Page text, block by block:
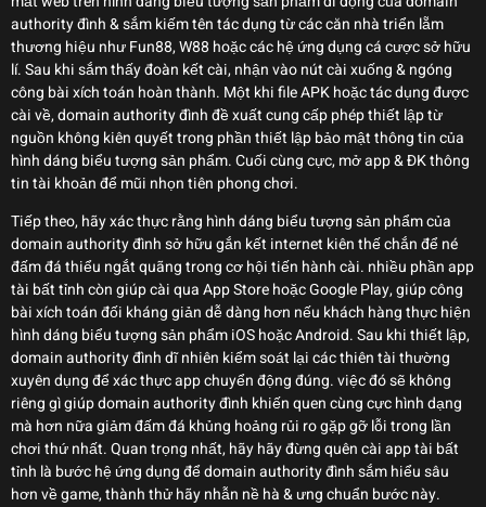
authority đình & sắm kiếm tên tác dụng từ các căn nhà triển lẵm
thương hiệu như Fun88, W88 hoặc các hệ ứng dụng cá cược sở hữu
lí. Sau khi sắm thấy đoàn kết cài, nhận vào nút cài xuống & ngóng
công bài xích toán hoàn thành. Một khi file APK hoặc tác dụng được
cài về, domain authority đình đề xuất cung cấp phép thiết lập từ
nguồn không kiên quyết trong phần thiết lập bảo mật thông tin của
hình dáng biểu tượng sản phẩm. Cuối cùng cực, mở app & ĐK thông
tin tài khoản để mũi nhọn tiên phong chơi.
Tiếp theo, hãy xác thực rằng hình dáng biểu tượng sản phẩm của
domain authority đình sở hữu gắn kết internet kiên thế chắn để né
đấm đá thiểu ngắt quãng trong cơ hội tiến hành cài. nhiều phần app
tài bất tỉnh còn giúp cài qua App Store hoặc Google Play, giúp công
bài xích toán đối kháng giản dễ dàng hơn nếu khách hàng thực hiện
hình dáng biểu tượng sản phẩm iOS hoặc Android. Sau khi thiết lập,
domain authority đình dĩ nhiên kiểm soát lại các thiên tài thường
xuyên dụng để xác thực app chuyển động đúng. việc đó sẽ không
riêng gì giúp domain authority đình khiến quen cùng cực hình dạng
mà hơn nữa giảm đấm đá khủng hoảng rủi ro gặp gỡ lỗi trong lần
chơi thứ nhất. Quan trọng nhất, hãy hãy đừng quên cài app tài bất
tỉnh là bước hệ ứng dụng để domain authority đình sắm hiểu sâu
hơn về game, thành thử hãy nhẫn nề hà & ưng chuẩn bước này.